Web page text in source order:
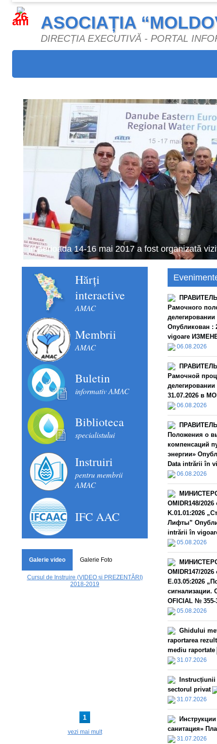
26
ani ASOCIAȚIA
DIRECȚIA EXECUTIVĂ - PORTAL
In perioada 14-16 mai 2017 a fost organizată
Hărți
interactive
AMAC
Membrii
AMAC
Buletin
informativ AMAC
Biblioteca
specialistului
Instruiri
pentru membrii
AMAC
IFC AAC
Galerie video Galerie Foto
Cursul de Instruire (VIDEO și PREZENTĂRI)
2018-2019
1
vezi mai mult
Рамочного
Опубликован :
vigoare
06.08.2026
Рамочной
31.07.2026 в
06.08.2026
Положения о
компенсаций
энергии»
Data intrării în
06.08.2026
OMIDR148/
K.01.01:2026
Лифты”
intrării în
05.08.2026
OMIDR147/
E.03.05:2026
сигнализации.
OFICIAL №
05.08.2026
Ghidului
raportarea
mediu raportate
31.07.2026
sectorul privat
31.07.2026
санитация»
31.07.2026